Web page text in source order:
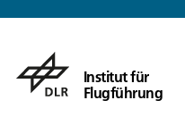
Institut für
Flugführung